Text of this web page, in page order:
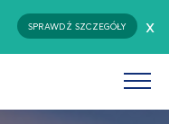
SPRAWDŹ SZCZEGÓŁY x